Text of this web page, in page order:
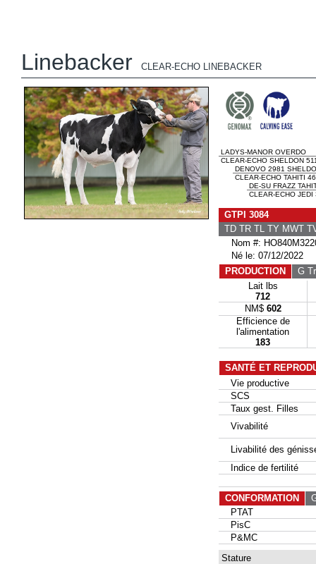
Linebacker CLEAR-ECHO LINEBACKER
LADYS-MANOR OVERDO
CLEAR-ECHO SHELDON
DENOVO 2981
CLEAR-ECHO TAHITI
DE-SU FRAZZ
CLEAR-ECHO JEDI
GTPI 3084
TD TR TL TY MWT
Nom #:
Né le: 07/12/2022
PRODUCTION
G
Lait lbs
712
NM$ 602
Efficience de
l'alimentation
183
SANTÉ ET
Vie productive
SCS
Taux gest. Filles
Vivabilité
Livabilité des
Indice de fertilité
CONFORMATION
PTAT
PisC
P&MC
Stature